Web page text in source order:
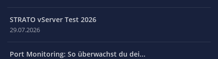
STRATO vServer Test 2026
29.07.2026
Port Monitoring: So überwachst du dei...